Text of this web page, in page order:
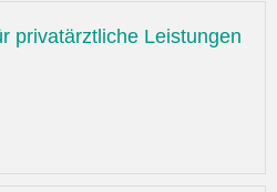
privatärztliche Leistungen